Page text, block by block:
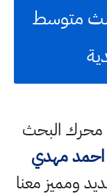
متوسط
محرك البحث
احمد مهدي
ومميز معنا